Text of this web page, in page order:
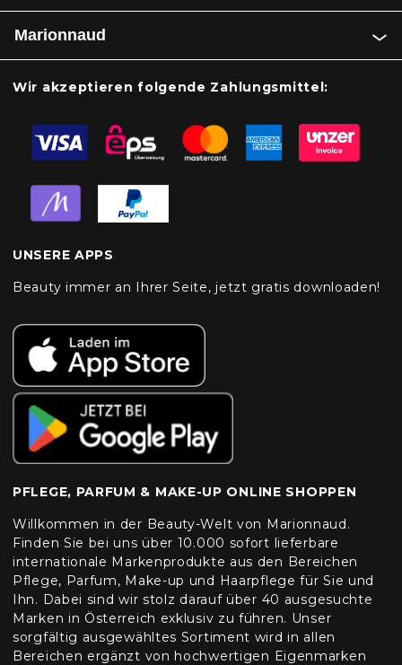
Marionnaud
Wir akzeptieren folgende Zahlungsmittel:
UNSERE APPS
Beauty immer an Ihrer Seite, jetzt gratis downloaden!
PFLEGE, PARFUM & MAKE-UP ONLINE SHOPPEN
Willkommen in der Beauty-Welt von Marionnaud.
Finden Sie bei uns über 10.000 sofort lieferbare
internationale Markenprodukte aus den Bereichen
Pflege, Parfum, Make-up und Haarpflege für Sie und
Ihn. Dabei sind wir stolz darauf über 40 ausgesuchte
Marken in Österreich exklusiv zu führen. Unser
sorgfältig ausgewähltes Sortiment wird in allen
Bereichen ergänzt von hochwertigen Eigenmarken